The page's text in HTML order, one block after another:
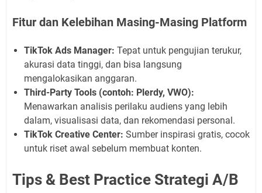
Fitur dan Kelebihan Masing-Masing Platform
TikTok Ads Manager: Tepat untuk pengujian terukur,
akurasi data tinggi, dan bisa langsung
mengalokasikan anggaran.
Third-Party Tools (contoh: Plerdy, VWO):
Menawarkan analisis perilaku audiens yang lebih
dalam, visualisasi data, dan rekomendasi personal.
TikTok Creative Center: Sumber inspirasi gratis, cocok
untuk riset awal sebelum membuat konten.
Tips & Best Practice Strategi A/B